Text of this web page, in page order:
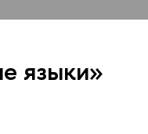
языки»